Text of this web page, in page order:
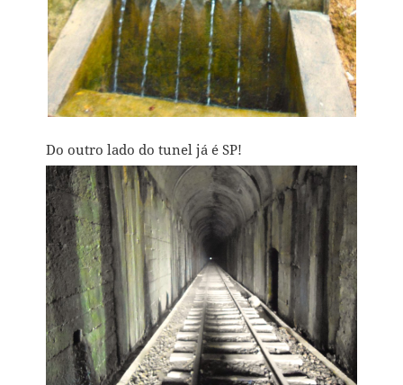
Do outro lado do tunel já é SP!